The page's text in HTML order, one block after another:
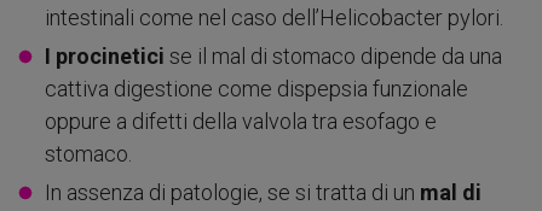
intestinali come nel caso dell’Helicobacter pylori.
I procinetici se il mal di stomaco dipende da una
cattiva digestione come dispepsia funzionale
oppure a difetti della valvola tra esofago e
stomaco.
In assenza di patologie, se si tratta di un mal di